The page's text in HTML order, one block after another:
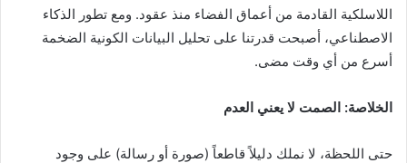
اللاسلكية القادمة من أعماق الفضاء منذ عقود. ومع تطور الذكاء
الاصطناعي، أصبحت قدرتنا على تحليل البيانات الكونية الضخمة
أسرع من أي وقت مضى.
الخلاصة: الصمت لا يعني العدم
حتى اللحظة، لا نملك دليلاً قاطعاً (صورة أو رسالة) على وجود